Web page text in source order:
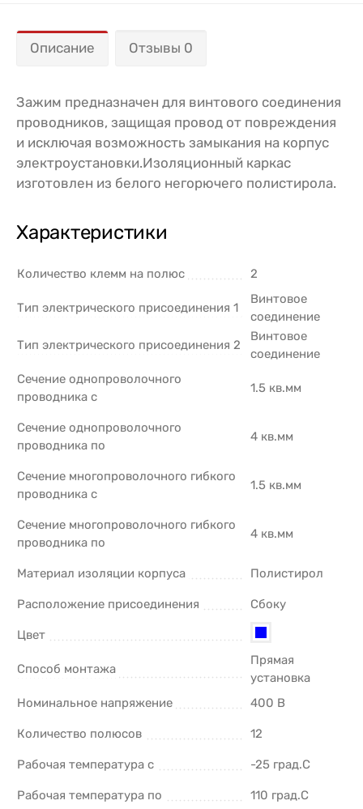
Описание Отзывы 0
Зажим предназначен для винтового соединения
проводников, защищая провод от повреждения
и исключая возможность замыкания на корпус
электроустановки.Изоляционный каркас
изготовлен из белого негорючего полистирола.
Характеристики
Количество клемм на полюс 2
Тип электрического присоединения 1
Винтовое
соединение
Тип электрического присоединения 2
Винтовое
соединение
Сечение однопроволочного
проводника с
1.5 кв.мм
Сечение однопроволочного
проводника по
4 кв.мм
Сечение многопроволочного гибкого
проводника с
1.5 кв.мм
Сечение многопроволочного гибкого
проводника по
4 кв.мм
Материал изоляции корпуса Полистирол
Расположение присоединения Сбоку
Цвет
Способ монтажа
Прямая
установка
Номинальное напряжение
400 В
Количество полюсов 12
Рабочая температура с -25 град.C
Рабочая температура по 110 град.C